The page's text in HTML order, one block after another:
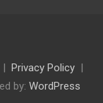
Privacy Policy
by: WordPress